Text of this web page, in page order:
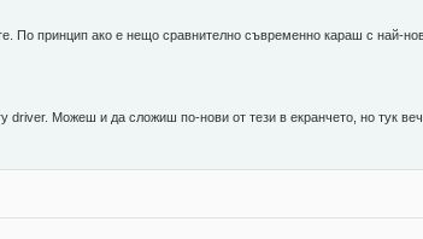
По принцип ако е нещо сравнително съвременно караш с най-
driver. Можеш и да сложиш по-нови от тези в екранчето, но тук